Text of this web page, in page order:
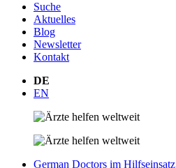
Suche
Aktuelles
Blog
Newsletter
Kontakt
DE
EN
German Doctors im Hilfseinsatz